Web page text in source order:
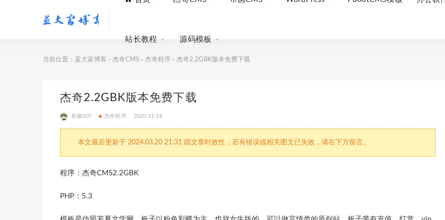
站长教程 源码模板
当前位置： 蓝大富博客 > 杰奇CMS > 杰奇程序 > 杰奇2.2GBK版本免费下载
杰奇2.2GBK版本免费下载
客服007 杰奇程序 2020-11-18
本文最后更新于 2024.03.20 21:31 因文章时效性，若有错误或相关图文已失效，请在下方留言。
程序：杰奇CMS2.2GBK
PHP：5.3